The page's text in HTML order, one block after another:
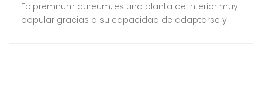
Epipremnum aureum, es una planta de interior muy
popular gracias a su capacidad de adaptarse y